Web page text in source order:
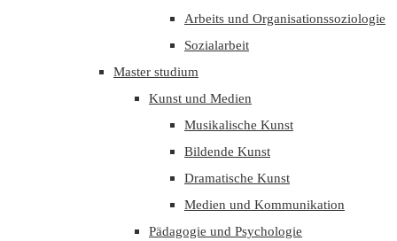
Arbeits und Organisationssoziologie
Sozialarbeit
Master studium
Kunst und Medien
Musikalische Kunst
Bildende Kunst
Dramatische Kunst
Medien und Kommunikation
Pädagogie und Psychologie